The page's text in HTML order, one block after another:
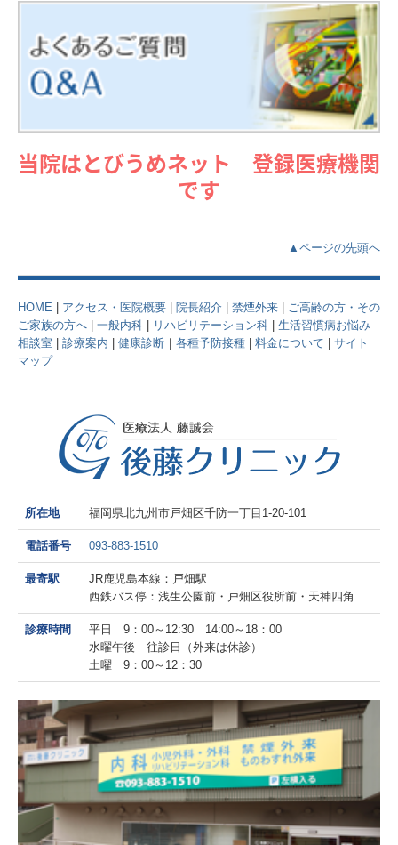
当院はとびうめネット 登録医療機関
です
▲ページの先頭へ
HOME アクセス・医院概要 院長紹介 禁煙外来
ご高齢の方・その
ご家族の方へ
一般内科 リハビリテーション科
生活習慣病お悩み
相談室
診療案内 健康診断 ｜ 各種予防接種 料金について
サイト
マップ
所在地 福岡県北九州市戸畑区千防一丁目1-20-101
電話番号 093-883-1510
最寄駅
JR鹿児島本線：戸畑駅
西鉄バス停：浅生公園前・戸畑区役所前・天神四角
診療時間
平日 9：00～12:30 14:00～18：00
水曜午後 往診日（外来は休診）
土曜 9：00～12：30